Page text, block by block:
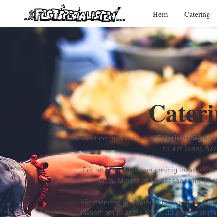
Hem Catering
Catering i
Oavsett om ni söker en härlig grillbuffé,
till ert event,
För att säkerställa en smidig leverans
eventdatum. Minsta antal personer för
Vår catering är anpassad efter era
oavsett om ni är 50 eller 500 personer